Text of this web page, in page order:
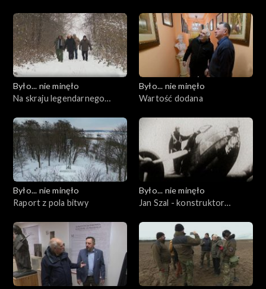
Było... nie minęło
Na skraju legendarnego
Było... nie minęło
Wartość dodana
Było... nie minęło
Raport z pola bitwy
Było... nie minęło
Jan Szal - konstruktor